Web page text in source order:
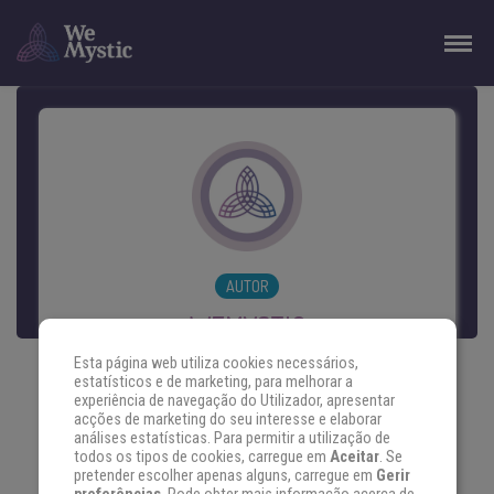
AUTOR
WEMYSTIC
Acima de tudo, queremos ver você feliz e
equilibrado. Compartilhamos informação e
autoconhecimento. Acreditamos que o
Esta página web utiliza cookies necessários,
estatísticos e de marketing, para melhorar a
experiência de navegação do Utilizador, apresentar
acções de marketing do seu interesse e elaborar
análises estatísticas. Para permitir a utilização de
todos os tipos de cookies, carregue em Aceitar. Se
pretender escolher apenas alguns, carregue em Gerir